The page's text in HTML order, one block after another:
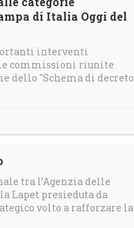
di Italia Oggi del
interventi
commissioni riunite
dello "Schema di decreto
tra l’Agenzia delle
Lapet presieduta da
volto a rafforzare la